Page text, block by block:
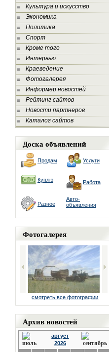
Культура и искусство
Экономика
Политика
Спорт
Кроме того
Интервью
Краеведение
Фотогалерея
Информер новостей
Рейтинг сайтов
Новости партнеров
Каталог сайтов
Доска объявлений
Продам Услуги
Куплю Работа
Разное
Авто-
объявления
Фотогалерея
смотреть все фотографии
Архив новостей
август
2026